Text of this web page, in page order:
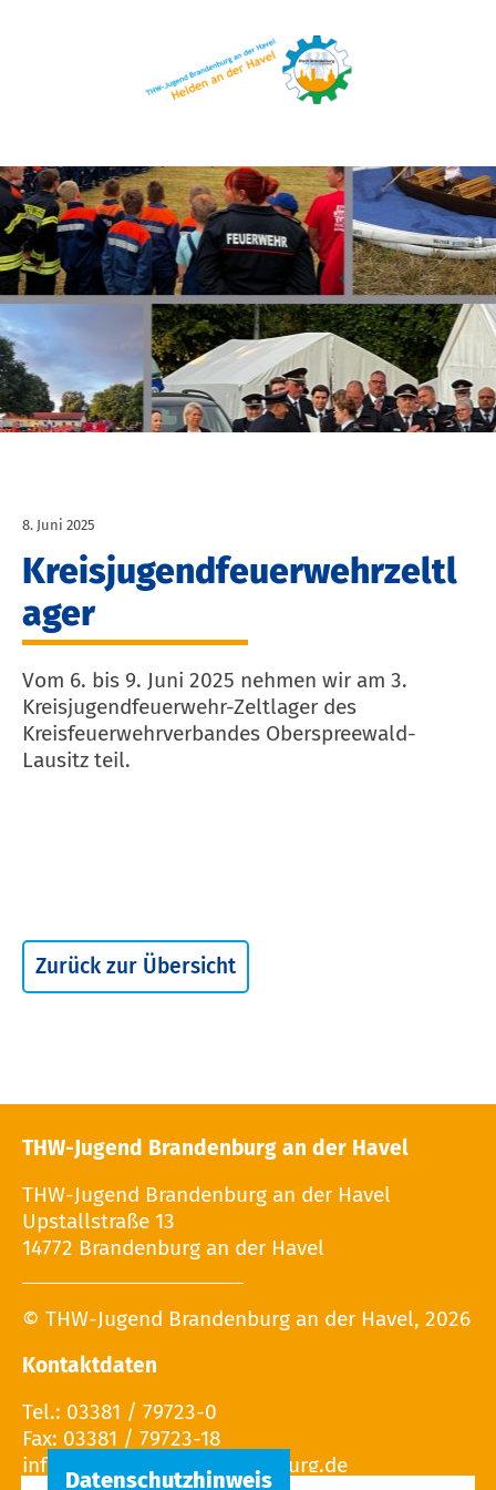
8. Juni 2025
Kreisjugendfeuerwehrzeltl
ager
Vom 6. bis 9. Juni 2025 nehmen wir am 3.
Kreisjugendfeuerwehr-Zeltlager des
Kreisfeuerwehrverbandes Oberspreewald-
Lausitz teil.
Zurück zur Übersicht
THW-Jugend Brandenburg an der Havel
THW-Jugend Brandenburg an der Havel
Upstallstraße 13
14772 Brandenburg an der Havel
© THW-Jugend Brandenburg an der Havel, 2026
Kontaktdaten
Tel.: 03381 / 79723-0
Fax: 03381 / 79723-18